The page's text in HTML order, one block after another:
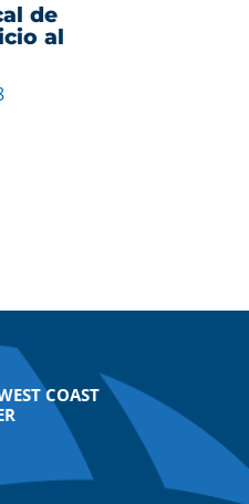
de
al
COAST